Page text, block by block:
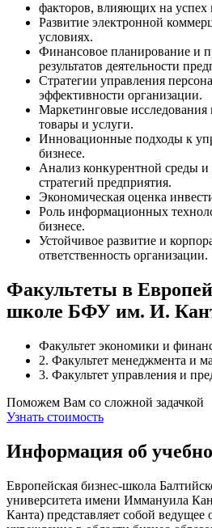
факторов, влияющих на успех
Развитие электронной
условиях.
Финансовое планирование и
результатов деятельности
Стратегии управления
эффективности организации.
Маркетинговые исследования
товары и услуги.
Инновационные подходы к
бизнесе.
Анализ конкурентной среды и
стратегий предприятия.
Экономическая оценка
Роль информационных
бизнесе.
Устойчивое развитие и
ответственность организации.
Факультеты в
школе БФУ им. И.
Факультет экономики и
2. Факультет менеджмента и
3. Факультет управления и
Поможем Вам со сложной задачкой
Узнать стоимость
Информация об
Европейская бизнес-школа
университета имени Иммануила
Канта) представляет собой ведущее